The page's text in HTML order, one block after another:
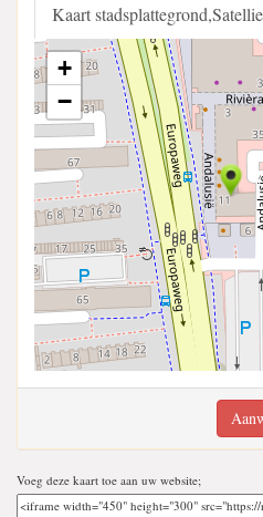
Kaart
+
−
Voeg deze kaart toe aan uw website;